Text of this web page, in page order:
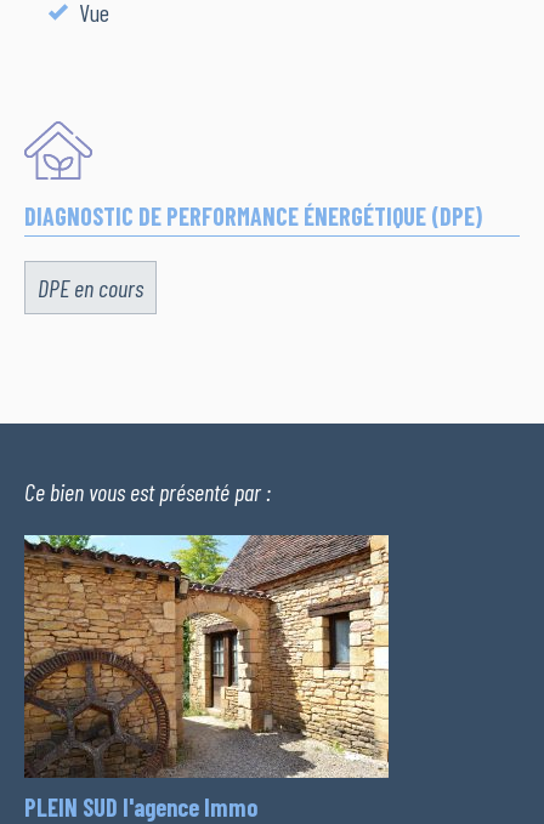
Vue
DIAGNOSTIC DE PERFORMANCE ÉNERGÉTIQUE (DPE)
DPE en cours
Ce bien vous est présenté par :
PLEIN SUD l'agence Immo